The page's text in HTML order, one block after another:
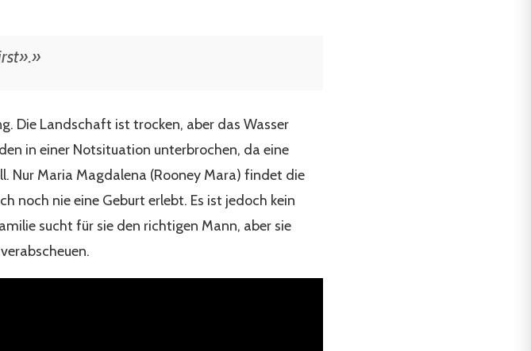
Die Landschaft ist trocken, aber das Wasser
in einer Notsituation unterbrochen, da eine
Nur Maria Magdalena (Rooney Mara) findet die
noch nie eine Geburt erlebt. Es ist jedoch kein
sucht für sie den richtigen Mann, aber sie